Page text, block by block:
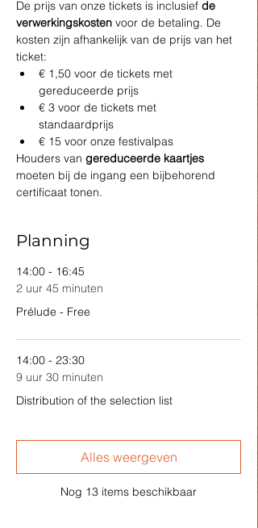
De prijs van onze tickets is inclusief de
verwerkingskosten voor de betaling. De
kosten zijn afhankelijk van de prijs van het
ticket:
€ 1,50 voor de tickets met
gereduceerde prijs
€ 3 voor de tickets met
standaardprijs
€ 15 voor onze festivalpas
Houders van gereduceerde kaartjes
moeten bij de ingang een bijbehorend
certificaat tonen.
Planning
14:00 - 16:45
2 uur 45 minuten
Prélude - Free
14:00 - 23:30
9 uur 30 minuten
Distribution of the selection list
Nog 13 items beschikbaar
Alles weergeven